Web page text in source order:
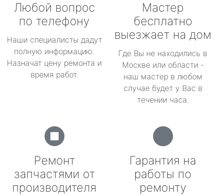
Любой вопрос
по телефону
Наши специалисты дадут
полную информацию.
Назначат цену ремонта и
время работ.
Мастер
бесплатно
выезжает на дом
Где Вы не находились в
Москве или области -
наш мастер в любом
случае будет у Вас в
течении часа.
Ремонт
запчастями от
производителя
Гарантия на
работы по
ремонту